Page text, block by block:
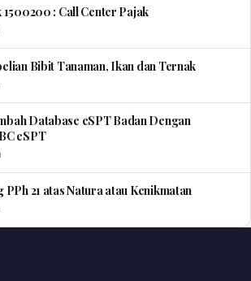
: Call Center Pajak
Bibit Tanaman, Ikan dan Ternak
Database eSPT Badan Dengan
eSPT
PPh 21 atas Natura atau Kenikmatan